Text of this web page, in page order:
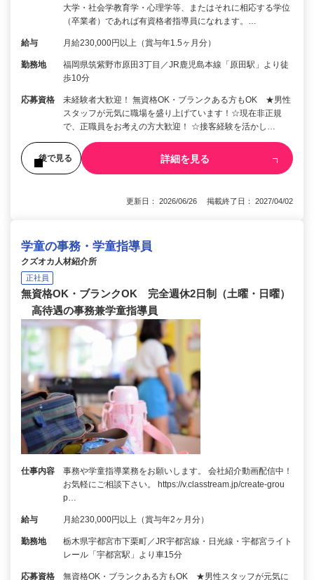
大学・社会学教育学・心理学等、またはそれに相応する学位
（卒業者）であれば有資格者指導員になれます。…
給与 月給230,000円以上（賞与年1.5ヶ月分）
勤務地
福岡県筑紫野市原田3丁目／JR鹿児島本線「原田駅」より徒
歩10分
応募資格
未経験者大歓迎！ 無資格OK・ブランクある方もOK ★男性
スタッフが元気に職場を盛り上げています！☆現在非正規
で、正職員をお考えの方大歓迎！ ☆接客経験を活かし…
後で見る 詳細を見る
更新日： 2026/06/26 掲載終了日： 2027/04/02
学童の事務・学童指導員
クズオカ人材紹介所
正社員
無資格OK・ブランクOK 完全週休2日制（土曜・日曜）
高待遇の事務兼学童指導員
仕事内容
事務や学童指導業務をお願いします。 会社紹介動画配信中！
お気軽にご相談下さい。 https://v.classtream.jp/create-grou
p…
給与 月給230,000円以上（賞与年2ヶ月分）
勤務地
栃木県宇都宮市下栗町／JR宇都宮線・日光線・宇都宮ライト
レール「宇都宮駅」より車15分
応募資格
無資格OK・ブランクある方もOK ★男性スタッフが元気に